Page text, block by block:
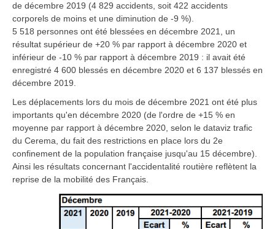
de décembre 2019 (4 829 accidents, soit 422 accidents
corporels de moins et une diminution de -9 %).
5 518 personnes ont été blessées en décembre 2021, un
résultat supérieur de +20 % par rapport à décembre 2020 et
inférieur de -10 % par rapport à décembre 2019 : il avait été
enregistré 4 600 blessés en décembre 2020 et 6 137 blessés en
décembre 2019.
Les déplacements lors du mois de décembre 2021 ont été plus
importants qu'en décembre 2020 (de l'ordre de +15 % en
moyenne par rapport à décembre 2020, selon le dataviz trafic
du Cerema, du fait des restrictions en place lors du 2e
confinement de la population française jusqu'au 15 décembre).
Ainsi les résultats concernant l'accidentalité routière reflètent la
reprise de la mobilité des Français.